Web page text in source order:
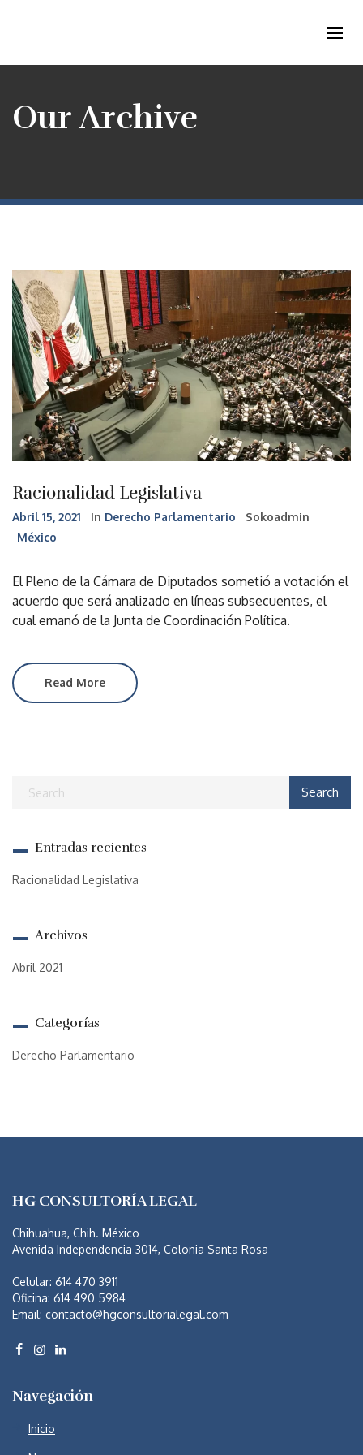
Our Archive
Racionalidad Legislativa
Abril 15, 2021 In Derecho Parlamentario
Sokoadmin
México
El Pleno de la Cámara de Diputados sometió a votación el
acuerdo que será analizado en líneas subsecuentes, el
cual emanó de la Junta de Coordinación Política.
Read More
Entradas recientes
Racionalidad Legislativa
Archivos
Abril 2021
Categorías
Derecho Parlamentario
HG CONSULTORÍA LEGAL
Chihuahua, Chih. México
Avenida Independencia 3014, Colonia Santa Rosa
Celular: 614 470 3911
Oficina: 614 490 5984
Email: contacto@hgconsultorialegal.com
Navegación
Inicio